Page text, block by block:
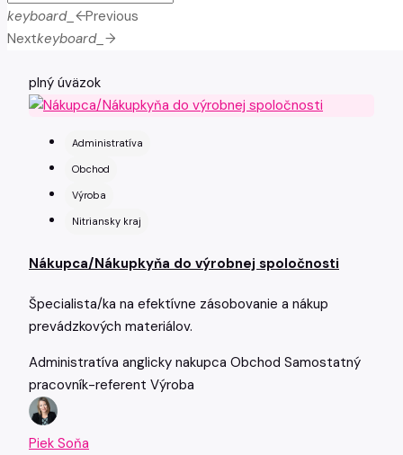
keyboard_arrow_leftPrevious
Nextkeyboard_arrow_right
plný úväzok
Administratíva
Obchod
Výroba
Nitriansky kraj
Nákupca/Nákupkyňa do výrobnej spoločnosti
Špecialista/ka na efektívne zásobovanie a nákup
prevádzkových materiálov.
Administratíva anglicky nakupca Obchod Samostatný
pracovník-referent Výroba
Piek Soňa